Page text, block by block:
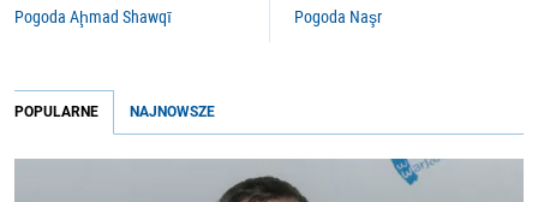
Pogoda Aḩmad Shawqī Pogoda Naşr
POPULARNE NAJNOWSZE